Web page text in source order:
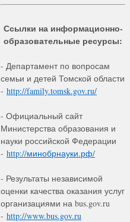
Ссылки на информационно-
образовательные ресурсы:
- Департамент по вопросам
семьи и детей Томской области
- http://family.tomsk.gov.ru/
- Официальный сайт
Министерства образования и
науки российской Федерации
- http://минобрнауки.рф/
- Результаты независимой
оценки качества оказания услуг
организациями на bus.gov.ru
- http://www.bus.gov.ru